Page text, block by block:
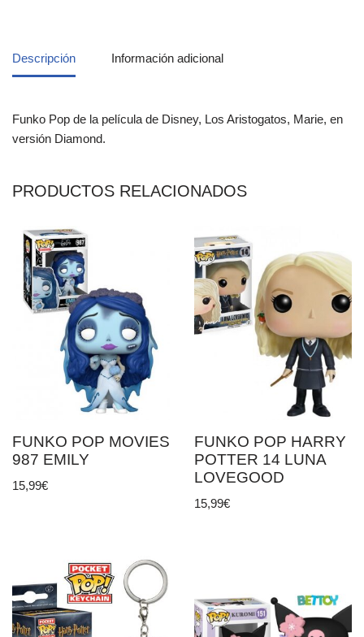
Descripción Información adicional
Funko Pop de la película de Disney, Los Aristogatos, Marie, en
versión Diamond.
PRODUCTOS RELACIONADOS
FUNKO POP MOVIES
987 EMILY
15,99€
FUNKO POP HARRY
POTTER 14 LUNA
LOVEGOOD
15,99€